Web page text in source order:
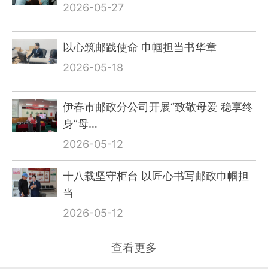
2026-05-27
以心筑邮践使命 巾帼担当书华章
2026-05-18
伊春市邮政分公司开展“致敬母爱 稳享终
身”母…
2026-05-12
十八载坚守柜台 以匠心书写邮政巾帼担
当
2026-05-12
查看更多